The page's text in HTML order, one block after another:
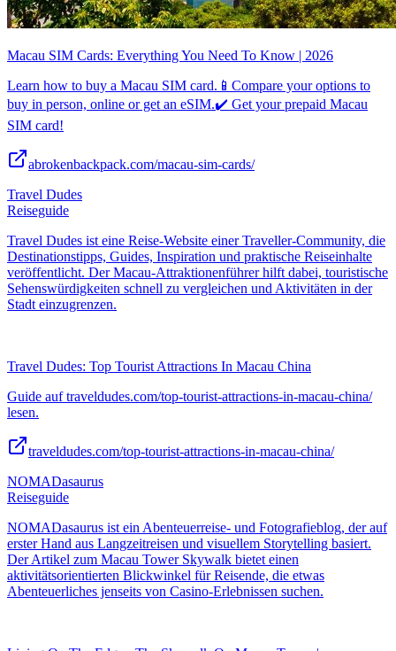
Macau SIM Cards: Everything You Need To Know | 2026
Learn how to buy a Macau SIM card.📱Compare your options to
buy in person, online or get an eSIM.✔️ Get your prepaid Macau
SIM card!
abrokenbackpack.com/macau-sim-cards/
Travel Dudes
Reiseguide
Travel Dudes ist eine Reise-Website einer Traveller-Community, die
Destinationstipps, Guides, Inspiration und praktische Reiseinhalte
veröffentlicht. Der Macau-Attraktionenführer hilft dabei, touristische
Sehenswürdigkeiten schnell zu vergleichen und Aktivitäten in der
Stadt einzugrenzen.
Travel Dudes: Top Tourist Attractions In Macau China
Guide auf traveldudes.com/top-tourist-attractions-in-macau-china/
lesen.
traveldudes.com/top-tourist-attractions-in-macau-china/
NOMADasaurus
Reiseguide
NOMADasaurus ist ein Abenteuerreise- und Fotografieblog, der auf
erster Hand aus Langzeitreisen und visuellem Storytelling basiert.
Der Artikel zum Macau Tower Skywalk bietet einen
aktivitätsorientierten Blickwinkel für Reisende, die etwas
Abenteuerliches jenseits von Casino-Erlebnissen suchen.